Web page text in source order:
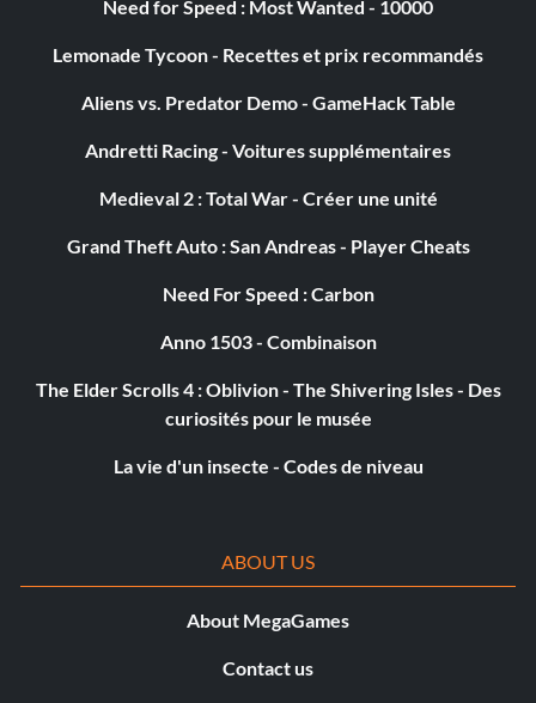
Need for Speed : Most Wanted - 10000
Lemonade Tycoon - Recettes et prix recommandés
Aliens vs. Predator Demo - GameHack Table
Andretti Racing - Voitures supplémentaires
Medieval 2 : Total War - Créer une unité
Grand Theft Auto : San Andreas - Player Cheats
Need For Speed : Carbon
Anno 1503 - Combinaison
The Elder Scrolls 4 : Oblivion - The Shivering Isles - Des
curiosités pour le musée
La vie d'un insecte - Codes de niveau
ABOUT US
About MegaGames
Contact us